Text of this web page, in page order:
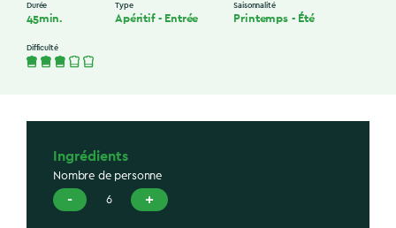
Durée
45min.
Type
Apéritif- Entrée
Saisonnalité
Printemps- Été
Difficulté
Ingrédients
Nombre de personne
- 6 +